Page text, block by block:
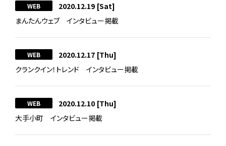
WEB 2020.12.19 [Sat]
まんたんウェブ インタビュー掲載
WEB 2020.12.17 [Thu]
クランクイン！トレンド インタビュー掲載
WEB 2020.12.10 [Thu]
大手小町 インタビュー掲載